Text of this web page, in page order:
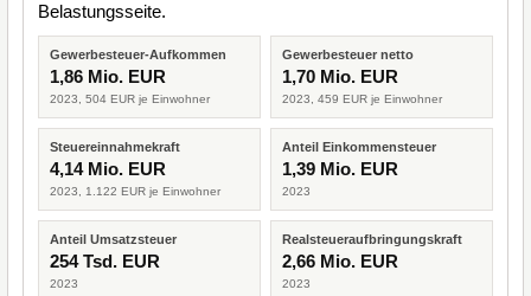
Belastungsseite.
Gewerbesteuer-Aufkommen
1,86 Mio. EUR
2023, 504 EUR je Einwohner
Gewerbesteuer netto
1,70 Mio. EUR
2023, 459 EUR je Einwohner
Steuereinnahmekraft
4,14 Mio. EUR
2023, 1.122 EUR je Einwohner
Anteil Einkommensteuer
1,39 Mio. EUR
2023
Anteil Umsatzsteuer
254 Tsd. EUR
2023
Realsteueraufbringungskraft
2,66 Mio. EUR
2023